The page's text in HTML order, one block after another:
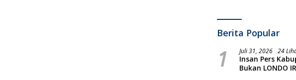
Berita Popular
1 Juli 31, 2026 24
Insan Pers
Bukan LONDO